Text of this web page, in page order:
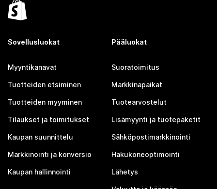
Sovellusluokat
Myyntikanavat
Tuotteiden etsiminen
Tuotteiden myyminen
Tilaukset ja toimitukset
Kaupan suunnittelu
Markkinointi ja konversio
Kaupan hallinnointi
Pääluokat
Suoratoimitus
Markkinapaikat
Tuotearvostelut
Lisämyynti ja tuotepaketit
Sähköpostimarkkinointi
Hakukoneoptimointi
Lähetys